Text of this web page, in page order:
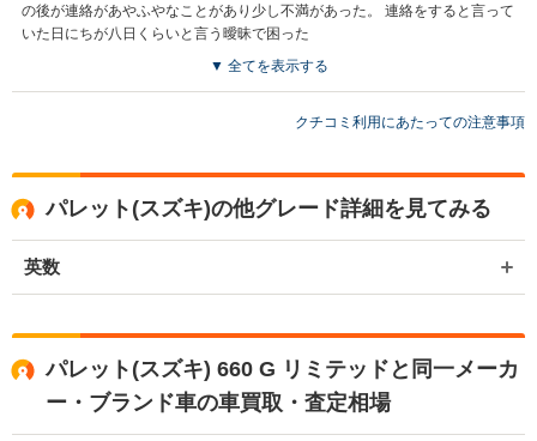
の後が連絡があやふやなことがあり少し不満があった。 連絡をすると言って
いた日にちが八日くらいと言う曖昧で困った
買取店からの返信
お世話になっております。株式会社ネクステージでございます。 お客
▼ 全てを表示する
クチコミ利用にあたっての注意事項
パレット(スズキ)の他グレード詳細を見てみる
英数
パレット(スズキ) 660 G リミテッドと同一メーカ
ー・ブランド車の車買取・査定相場